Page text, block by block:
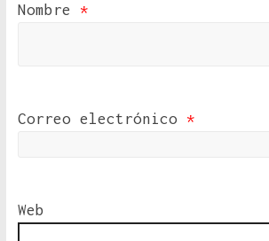
Nombre *
Correo electrónico *
Web